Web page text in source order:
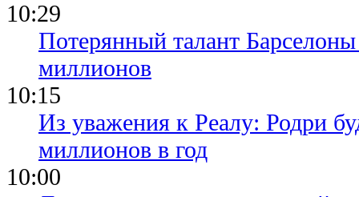
10:29
Потерянный талант
миллионов
10:15
Из уважения к Реалу: Родри
миллионов в год
10:00